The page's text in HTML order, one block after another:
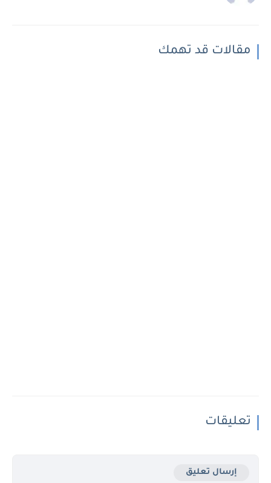
مقالات قد تهمك
تعليقات
إرسال تعليق